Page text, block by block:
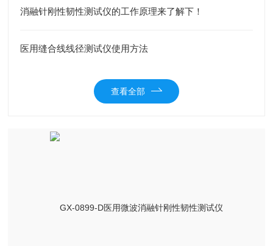
消融针刚性韧性测试仪的工作原理来了解下！
医用缝合线线径测试仪使用方法
查看全部